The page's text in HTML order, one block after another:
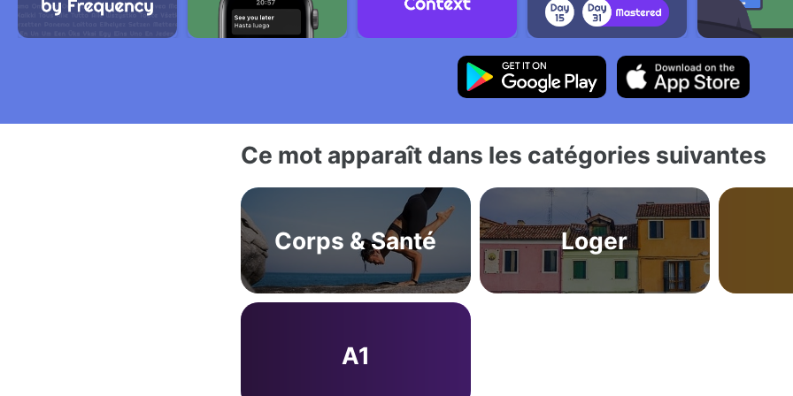
Ce mot apparaît dans les catégories suivantes
Corps & Santé Loger
A1